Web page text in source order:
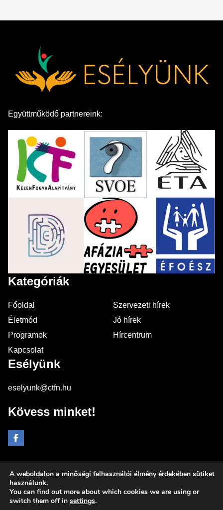
Együttműködő partnereink:
Kategóriák
Főoldal
Szervezeti hírek
Életmód
Jó hírek
Programok
Hírcentrum
Kapcsolat
Esélyünk
eselyunk@ctfn.hu
Kövess minket!
Copyright © 2024 eselyunk.hu. Minden jog fenntartva.
Általános Szerződési Feltételek
Adatkezelési Nyilatkozat
A weboldalon a minőségi felhasználói élmény érdekében sütiket
használunk.
You can find out more about which cookies we are using or
switch them off in settings.